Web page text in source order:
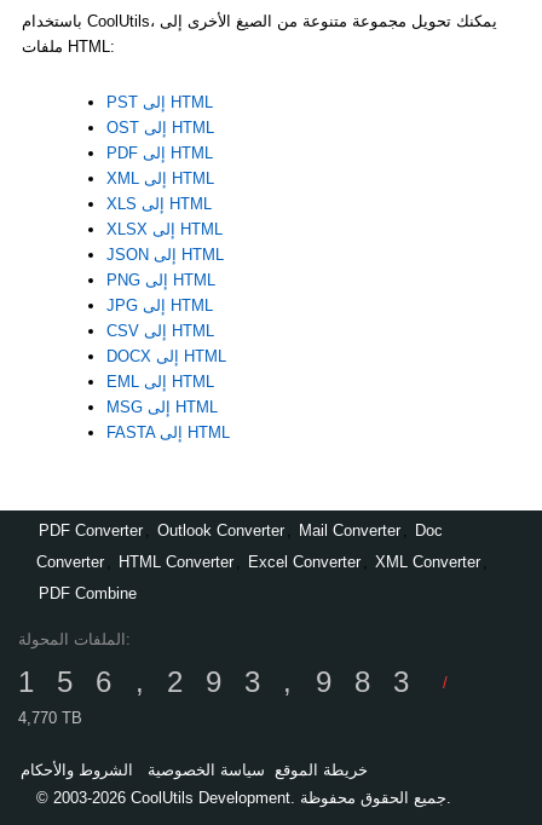
باستخدام CoolUtils، يمكنك تحويل مجموعة متنوعة من الصيغ الأخرى إلى
ملفات HTML:
PST إلى HTML
OST إلى HTML
PDF إلى HTML
XML إلى HTML
XLS إلى HTML
XLSX إلى HTML
JSON إلى HTML
PNG إلى HTML
JPG إلى HTML
CSV إلى HTML
DOCX إلى HTML
EML إلى HTML
MSG إلى HTML
FASTA إلى HTML
PDF Converter Outlook Converter Mail Converter
Doc
Converter
HTML Converter Excel Converter XML Converter
PDF Combine
الملفات المحولة:
156,293,983
/
4,770 TB
خريطة الموقع سياسة الخصوصية
الشروط والأحكام
© 2003-2026 CoolUtils Development. جميع الحقوق محفوظة.